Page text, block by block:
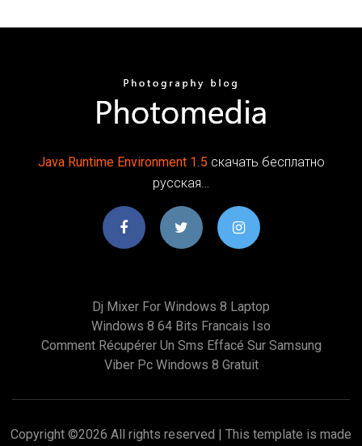
Java Runtime Environment 1 5 скачать бесплатно
русская…
Dj Mixer For Windows 8 Laptop
Windows 8 64 Bits Francais Iso
Comment Récupérer Un Sms Effacé Sur Samsung
Viber Pc Windows 8 Gratuit
Copyright ©2026 All rights reserved | This template is made